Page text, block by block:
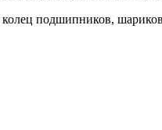
подшипников,